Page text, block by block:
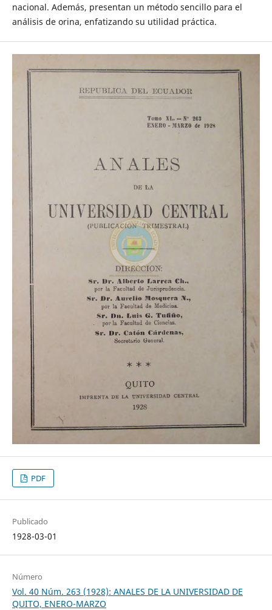
nacional. Además, presentan un método sencillo para el
análisis de orina, enfatizando su utilidad práctica.
PDF
Publicado
1928-03-01
Número
Vol. 40 Núm. 263 (1928): ANALES DE LA UNIVERSIDAD DE
QUITO, ENERO-MARZO